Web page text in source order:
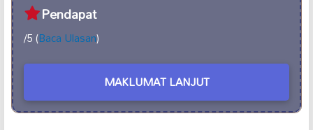
Pendapat
/5 (Baca Ulasan)
MAKLUMAT LANJUT